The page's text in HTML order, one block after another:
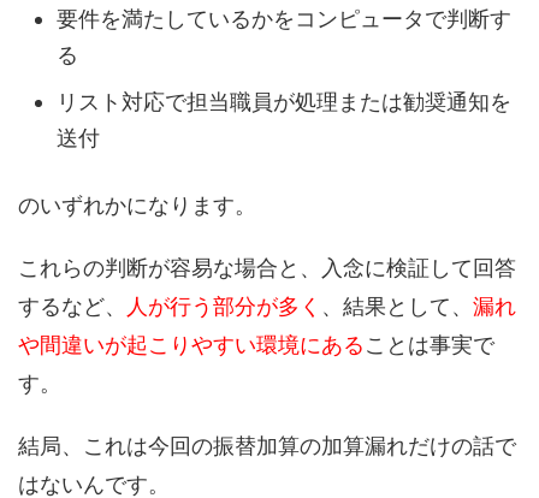
要件を満たしているかをコンピュータで判断す
る
リスト対応で担当職員が処理または勧奨通知を
送付
のいずれかになります。
これらの判断が容易な場合と、入念に検証して回答
するなど、
人が行う部分が多く 、結果として、 漏れ
や間違いが起こりやすい環境にあることは事実で
す。
結局、これは今回の振替加算の加算漏れだけの話で
はないんです。